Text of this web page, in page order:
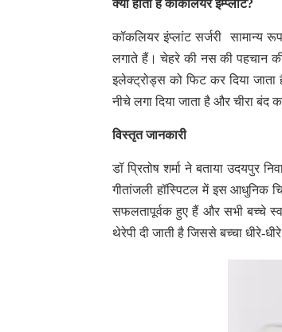
क्या होता है कॉकलियर इम्प्लांट?
कॉकलियर इंप्लांट सर्जरी
लगाते हैं। चेहरे की नस की पहचान
इलेक्ट्रोड्स को फिट कर दिया
नीचे लगा दिया जाता है और चीरा बंद
विस्तृत जानकारी
डॉ प्रितोष शर्मा ने बताया उदयपुर
गीतांजली हॉस्पिटल में इस आधुनिक
सफलतापूर्वक हुए हैं और सभी बच्चे
थेरेपी दी जाती है जिससे बच्चा धीरे-